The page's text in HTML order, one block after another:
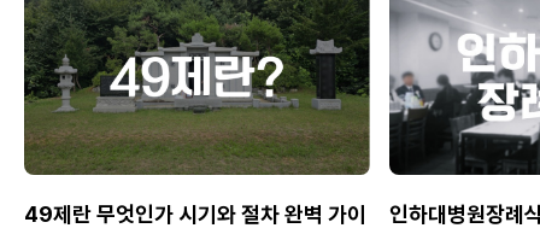
49제란 무엇인가 시기와 절차 완벽 가이
인하대병원장례